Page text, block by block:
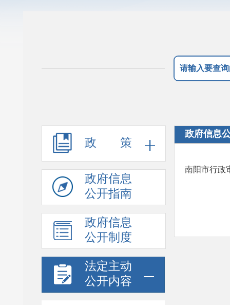
政 策
政府信息
公开指南
政府信息
公开制度
法定主动
公开内容
政府信息
南阳市行政